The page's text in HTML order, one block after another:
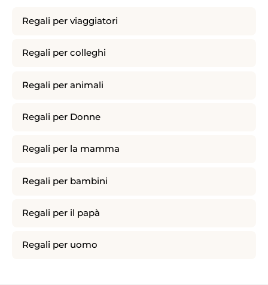
Regali per viaggiatori
Regali per colleghi
Regali per animali
Regali per Donne
Regali per la mamma
Regali per bambini
Regali per il papà
Regali per uomo